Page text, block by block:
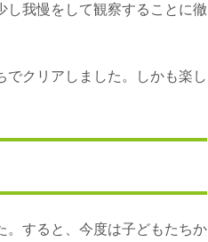
し我慢をして観察することに徹
クリアしました。しかも楽し
。すると、今度は子どもたちか